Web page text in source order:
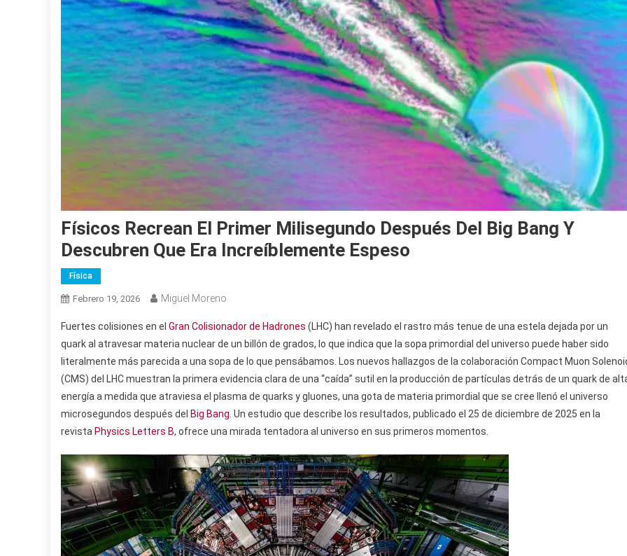
Físicos Recrean El Primer Milisegundo Después Del Big Bang Y
Descubren Que Era Increíblemente Espeso
Física
Febrero 19, 2026 Miguel Moreno
Fuertes colisiones en el Gran Colisionador de Hadrones (LHC) han revelado el rastro más tenue de una estela dejada por un
quark al atravesar materia nuclear de un billón de grados, lo que indica que la sopa primordial del universo puede haber sido
literalmente más parecida a una sopa de lo que pensábamos. Los nuevos hallazgos de la colaboración Compact Muon
(CMS) del LHC muestran la primera evidencia clara de una “caída” sutil en la producción de partículas detrás de un quark de
energía a medida que atraviesa el plasma de quarks y gluones, una gota de materia primordial que se cree llenó el universo
microsegundos después del Big Bang . Un estudio que describe los resultados, publicado el 25 de diciembre de 2025 en la
revista Physics Letters B, ofrece una mirada tentadora al universo en sus primeros momentos.